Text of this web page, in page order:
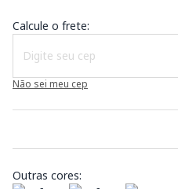
Calcule o frete:
Não sei meu cep
Outras cores: